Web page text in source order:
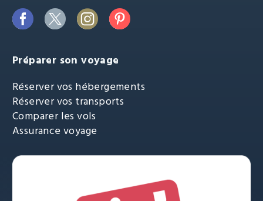
Préparer son voyage
Réserver vos hébergements
Réserver vos transports
Comparer les vols
Assurance voyage